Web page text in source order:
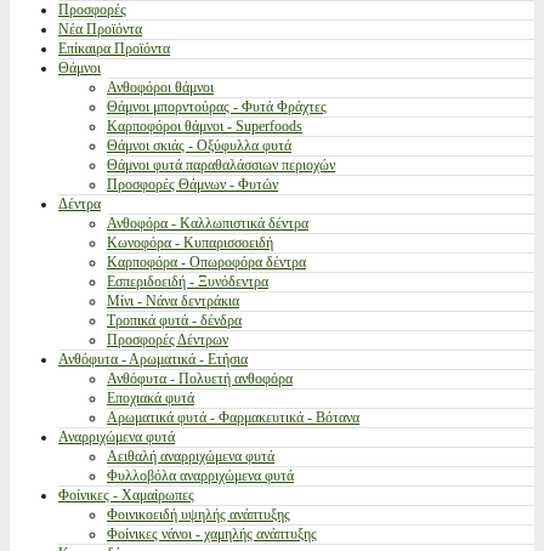
Προσφορές
Νέα Προϊόντα
Επίκαιρα Προϊόντα
Θάμνοι
Ανθοφόροι θάμνοι
Θάμνοι μπορντούρας - Φυτά Φράχτες
Καρποφόροι θάμνοι - Superfoods
Θάμνοι σκιάς - Οξύφυλλα φυτά
Θάμνοι φυτά παραθαλάσσιων περιοχών
Προσφορές Θάμνων - Φυτών
Δέντρα
Ανθοφόρα - Καλλωπιστικά δέντρα
Κωνοφόρα - Κυπαρισσοειδή
Καρποφόρα - Οπωροφόρα δέντρα
Εσπεριδοειδή - Ξυνόδεντρα
Μίνι - Νάνα δεντράκια
Τροπικά φυτά - δένδρα
Προσφορές Δέντρων
Ανθόφυτα - Αρωματικά - Ετήσια
Ανθόφυτα - Πολυετή ανθοφόρα
Εποχιακά φυτά
Αρωματικά φυτά - Φαρμακευτικά - Βότανα
Αναρριχώμενα φυτά
Αειθαλή αναρριχώμενα φυτά
Φυλλοβόλα αναρριχώμενα φυτά
Φοίνικες - Χαμαίρωπες
Φοινικοειδή υψηλής ανάπτυξης
Φοίνικες νάνοι - χαμηλής ανάπτυξης